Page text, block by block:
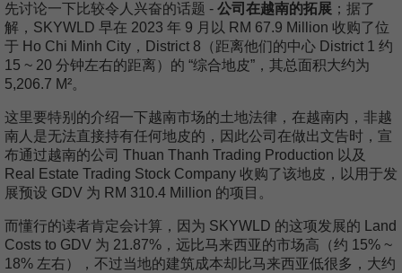
先讨论一下比较令人兴奋的话题 - 公司在越南的拓展 ；据了
解，SKYWLD 早在 2023 年 9 月以 RM 67.9 Million 收购了位
于 Ho Chi Minh City，District 8（距离他们的中心 District 1 约
15 ~ 20 分钟左右的距离）的 “综合地皮”，其总面积大约为
5,206.7 M²。
这里要特别的介绍一下越南市场的土地法律，在越南内，非越
南人是无法直接持有任何地皮的，因此公司在做出文告时，宣
布通过越南的公司 Thuan Thanh Trading Production 以及
Real Estate Trading Stock Company 收购了该地皮，以用于发
展预设 GDV 为 RM 310.4 Million 的项目。
而懂行的读者肯定会计算，因为 SKYWLD 的这项发展的 Land
Costs to GDV 为 21.87%，远比马来西亚的市场高（约 15% ~
18% 左右），不过当地的建筑成本却比马来西亚低很多，大约